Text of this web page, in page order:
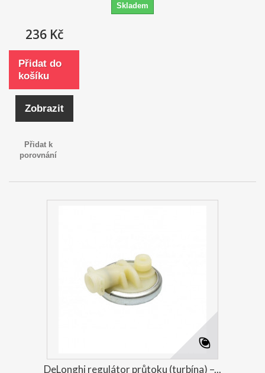
Skladem
236 Kč
Přidat do
košíku
Zobrazit
Přidat k
porovnání
DeLonghi regulátor průtoku (turbína) –...